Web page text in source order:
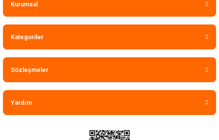
Kurumsal
Kategoriler
Sözleşmeler
Yardım